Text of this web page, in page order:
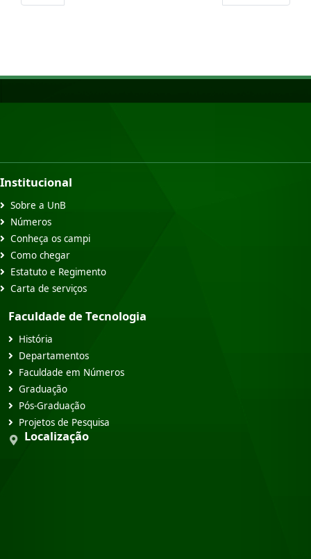
Institucional
Sobre a UnB
Números
Conheça os campi
Como chegar
Estatuto e Regimento
Carta de serviços
Faculdade de Tecnologia
História
Departamentos
Faculdade em Números
Graduação
Pós-Graduação
Projetos de Pesquisa
Localização